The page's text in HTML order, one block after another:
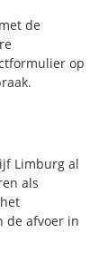
de
op
Limburg al
als
de afvoer in